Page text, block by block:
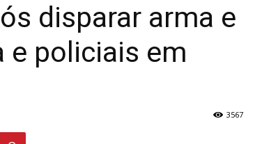
disparar arma e
e policiais em
3567